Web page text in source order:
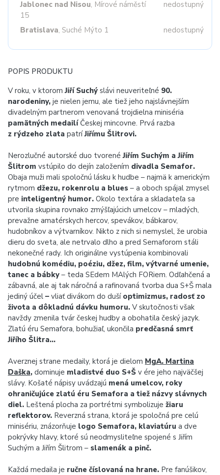
Jablonec nad Nisou, Mírové náměstí
15
nedostupný
Bratislava, Suché Mýto 1 nedostupný
POPIS PRODUKTU
V roku, v ktoromJiří Suchý slávi neuveriteľné 90.
narodeniny, je nielen jemu, ale tiež jeho najslávnejším
divadelným partnerom venovaná trojdielna miniséria
pamätných medailíČeskej mincovne. Prvá razba
z rýdzeho zlata patríJiřímu Šlitrovi.
Nerozlučné autorské duo tvorenéJiřím Suchým a Jiřím
Šlitrom vstúpilo do dejín založením divadla Semafor.
Obaja muži mali spoločnú lásku k hudbe – najmä k americkým
rytmom džezu, rokenrolu a blues – a oboch spájal zmysel
pre inteligentný humor. Okolo textára a skladateľa sa
utvorila skupina rovnako zmýšľajúcich umelcov – mladých,
prevažne amatérskych hercov, spevákov, bábkarov,
hudobníkov a výtvarníkov. Nikto z nich si nemyslel, že urobia
dieru do sveta, ale netrvalo dlho a pred Semaforom stáli
nekonečné rady. Ich originálne vystúpenia kombinovali
hudobnú komédiu, poéziu, džez, film, výtvarné umenie,
tanec a bábky – teda SEdem MAlých FORiem. Odľahčená a
zábavná, ale aj tak náročná a rafinovaná tvorba dua S+Š mala
jediný účel – vliať divákom do duší optimizmus, radosť zo
života a dôkladnú dávku humoru. V skutočnosti však
navždy zmenila tvár českej hudby a obohatila český jazyk.
Zlatú éru Semafora, bohužiaľ, ukončila predčasná smrť
Jiřího Šlitra…
Averznej strane medaily, ktorá je dielom MgA. Martina
Daška, dominuje mladistvé duo S+Š v ére jeho najväčšej
slávy. Košaté nápisy uvádzajú mená umelcov, roky
ohraničujúce zlatú éru Semafora a tiež názvy slávnych
diel. Leštená plocha za portrétmi symbolizuje žiaru
reflektorov. Reverzná strana, ktorá je spoločná pre celú
minisériu, znázorňuje logo Semafora, klaviatúru a dve
pokrývky hlavy, ktoré sú neodmysliteľne spojené s Jiřím
Suchým a Jiřím Šlitrom – slamenák a pinč.
Každá medaila je ručne číslovaná na hrane. Pre fanúšikov,